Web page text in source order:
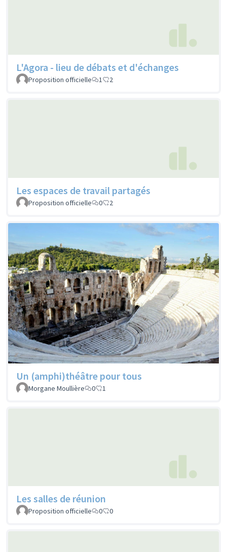
L'Agora - lieu de débats et d'échanges
Proposition officielle 1 2
Les espaces de travail partagés
Proposition officielle 0 2
Un (amphi)théâtre pour tous
Morgane Moullière 0 1
Les salles de réunion
Proposition officielle 0 0